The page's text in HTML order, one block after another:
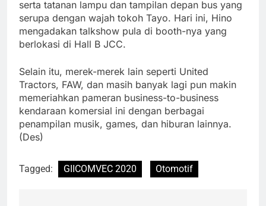
serta tatanan lampu dan tampilan depan bus yang
serupa dengan wajah tokoh Tayo. Hari ini, Hino
mengadakan talkshow pula di booth-nya yang
berlokasi di Hall B JCC.
Selain itu, merek-merek lain seperti United
Tractors, FAW, dan masih banyak lagi pun makin
memeriahkan pameran business-to-business
kendaraan komersial ini dengan berbagai
penampilan musik, games, dan hiburan lainnya.
(Des)
Tagged: GIICOMVEC 2020 Otomotif